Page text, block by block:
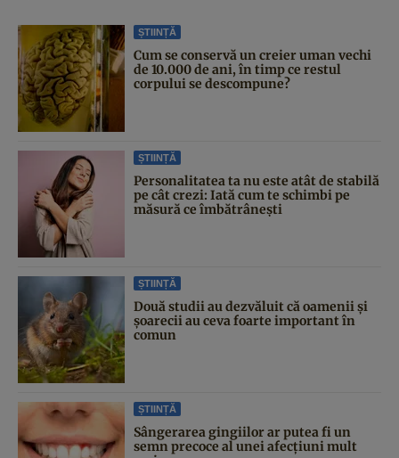
ȘTIINȚĂ
Cum se conservă un creier uman vechi
de 10.000 de ani, în timp ce restul
corpului se descompune?
ȘTIINȚĂ
Personalitatea ta nu este atât de stabilă
pe cât crezi: Iată cum te schimbi pe
măsură ce îmbătrânești
ȘTIINȚĂ
Două studii au dezvăluit că oamenii și
șoarecii au ceva foarte important în
comun
ȘTIINȚĂ
Sângerarea gingiilor ar putea fi un
semn precoce al unei afecțiuni mult